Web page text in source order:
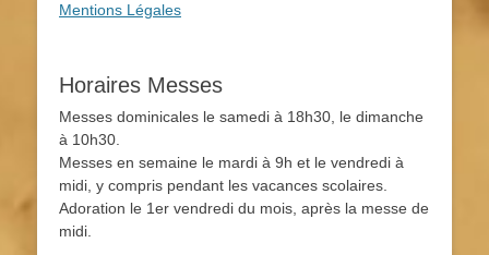
Mentions Légales
Horaires Messes
Messes dominicales le samedi à 18h30, le dimanche
à 10h30.
Messes en semaine le mardi à 9h et le vendredi à
midi, y compris pendant les vacances scolaires.
Adoration le 1er vendredi du mois, après la messe de
midi.